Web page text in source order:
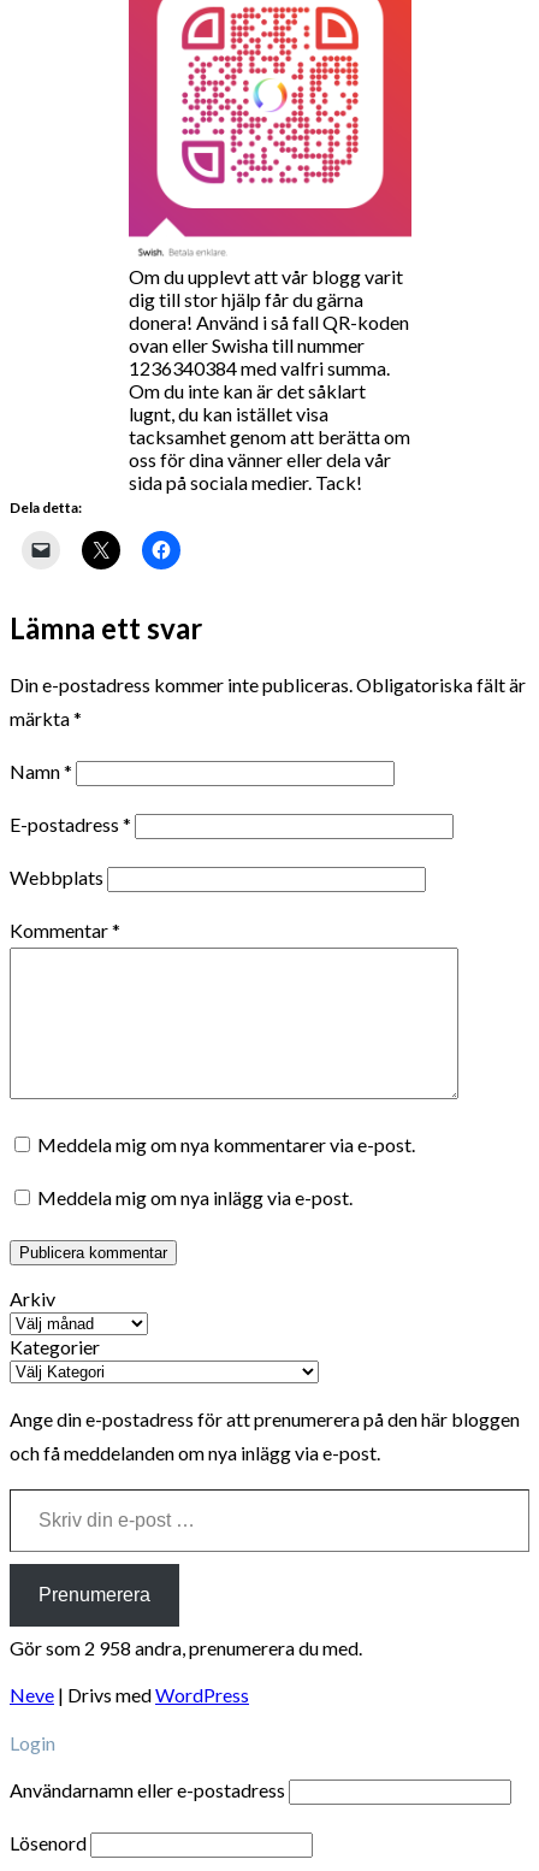
Om du upplevt att vår blogg varit
dig till stor hjälp får du gärna
donera! Använd i så fall QR-koden
ovan eller Swisha till nummer
1236340384 med valfri summa.
Om du inte kan är det såklart
lugnt, du kan istället visa
tacksamhet genom att berätta om
oss för dina vänner eller dela vår
sida på sociala medier. Tack!
Dela detta:
Lämna ett svar
Din e-postadress kommer inte publiceras.Obligatoriska fält är
märkta*
Namn*
E-postadress *
Webbplats
Kommentar*
Meddela mig om nya kommentarer via e-post.
Meddela mig om nya inlägg via e-post.
Arkiv
Kategorier
Ange din e-postadress för att prenumerera på den här bloggen
och få meddelanden om nya inlägg via e-post.
Skriv din e-post …
Prenumerera
Gör som 2 958 andra, prenumerera du med.
Neve | Drivs medWordPress
Login
Användarnamn eller e-postadress
Lösenord